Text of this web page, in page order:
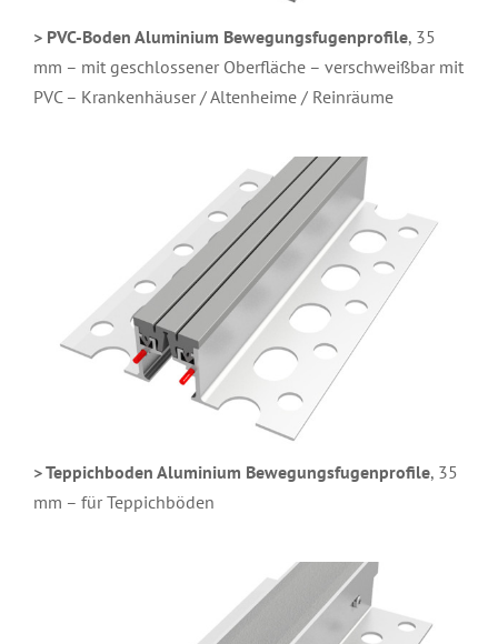
> PVC-Boden Aluminium Bewegungsfugenprofile, 35
mm – mit geschlossener Oberfläche – verschweißbar mit
PVC – Krankenhäuser / Altenheime / Reinräume
> Teppichboden Aluminium Bewegungsfugenprofile, 35
mm – für Teppichböden